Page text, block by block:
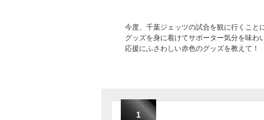
今度、千葉ジェッツの試合を観に行くこと
グッズを身に着けてサポーター気分を味
応援にふさわしい赤色のグッズを教えて！
1